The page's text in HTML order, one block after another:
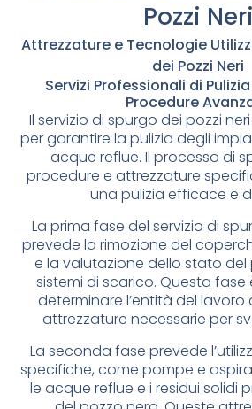
Pozzi Neri
Attrezzature e Tecnologie
dei Pozzi Neri
Servizi Professionali di
Procedure
Il servizio di spurgo dei pozzi
per garantire la pulizia degli
acque reflue. Il processo di
procedure e attrezzature
una pulizia efficace e
La prima fase del servizio di
prevede la rimozione del
e la valutazione dello stato del
sistemi di scarico. Questa fase
determinare l’entità del lavoro
attrezzature necessarie per
La seconda fase prevede
specifiche, come pompe e
le acque reflue e i residui solidi